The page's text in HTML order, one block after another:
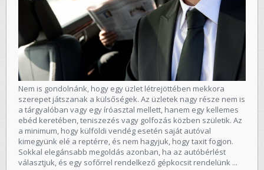
Nem is gondolnánk, hogy egy üzlet létrejöttében mekkora
szerepet játszanak a külsőségek. Az üzletek nagy része nem is
a tárgyalóban vagy egy íróasztal mellett, hanem egy kellemes
ebéd keretében, teniszezés vagy golfozás közben születik. Az
a minimum, hogy külföldi vendég esetén saját autóval
kimegyünk elé a reptérre, és nem hagyjuk, hogy taxit fogjon.
Sokkal elegánsabb megoldás azonban, ha az autóbérlést
választjuk, és egy sofőrrel rendelkező gépkocsit rendelünk ...